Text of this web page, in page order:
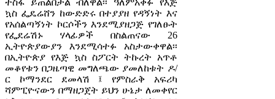
ኳስ ፌዴሬሸን ከውድድሩ በተያያዘ የዳኝነት እና
የአሰልጣኝነት ኮርሶችን እንደሚያዘጋጅ የገለፁት
የፌደሬሽኑ ሃላፊዎች በስልጠናው 26
ኢትዮጵያውያን እንደሚሳተፉ አስታውቀዋል፡፡
በኢትዮጵያ የእጅ ኳስ ስፖርት ትኩረት አጥቶ
መቆየቱን በጋዜጣዊ መግለጫው ያመለከቱት ዶ/
ር ኮማንደር ደመላሽ ፤ የምስራቅ አፍሪካ
ሻምፒዮናውን በማዘጋጀት ይህን ሁኔታ ለመቀየር